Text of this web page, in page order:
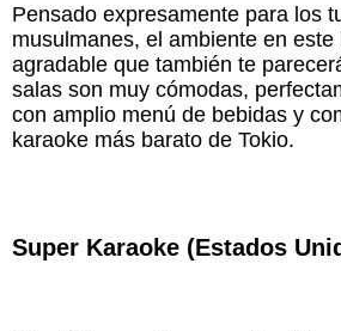
Pensado expresamente para los
musulmanes, el ambiente en este
agradable que también te
salas son muy cómodas,
con amplio menú de bebidas y
karaoke más barato de Tokio.
Super Karaoke (Estados